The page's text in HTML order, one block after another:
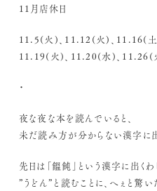
11月店休日
11.5(火)、11.12(火)、11.16(土)
11.19(火)、11.20(水)、11.26(
・
夜な夜な本を読んでいると、
未だ読み方が分からない漢字に出
先日は「饂飩」という漢字に出くわ
”うどん”と読むことに、へぇと驚い